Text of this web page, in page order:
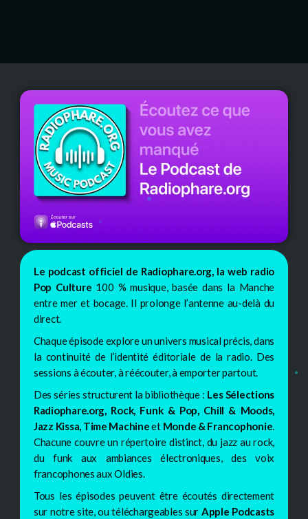
Le podcast officiel de Radiophare.org, la web radio
Pop Culture 100 % musique, basée dans la Manche
entre mer et bocage. Il prolonge l’antenne au-delà du
direct.
Chaque épisode explore un univers musical précis, dans
la continuité de l’identité éditoriale de la radio. Des
sessions à écouter, à réécouter, à emporter partout.
Des séries structurent la bibliothèque : Les Sélections
Radiophare.org, Rock, Funk & Pop, Chill & Moods,
Jazz Kissa, Time Machineet Monde & Francophonie.
Chacune couvre un répertoire distinct, du jazz au rock,
du funk aux ambiances électroniques, des voix
francophones aux Oldies.
Tous les épisodes peuvent être écoutés directement
sur notre site, ou téléchargeables sur Apple Podcasts